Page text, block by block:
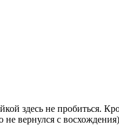
здесь не пробиться.
вернулся с